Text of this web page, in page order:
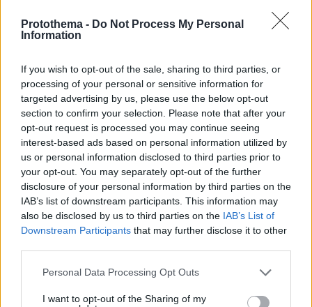
Protothema - Do Not Process My Personal
Information
If you wish to opt-out of the sale, sharing to third parties, or
processing of your personal or sensitive information for
targeted advertising by us, please use the below opt-out
section to confirm your selection. Please note that after your
opt-out request is processed you may continue seeing
interest-based ads based on personal information utilized by
us or personal information disclosed to third parties prior to
your opt-out. You may separately opt-out of the further
disclosure of your personal information by third parties on the
IAB’s list of downstream participants. This information may
also be disclosed by us to third parties on the IAB’s List of
Downstream Participants that may further disclose it to other
Please note that this website/app uses one or more Google
not limited to your visit or usage behaviour. You may click to
Personal Data Processing Opt Outs
I want to opt-out of the Sharing of my
Διαρρήκτης μπήκε σε ζαχαροπλαστείο στον Κορυδαλλό
και έκλεψε γαλακτομπούρεκα - Δείτε βίντεο
Αφού δεν βρήκε τίποτα στο ταμείο, άρπαξε τρία
ταψάκια
13.02.2025, 16:00 3